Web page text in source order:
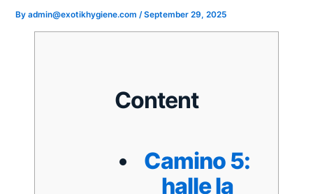
Byadmin@exotikhygiene.com/September 29, 2025
Content
Camino 5:
halle la